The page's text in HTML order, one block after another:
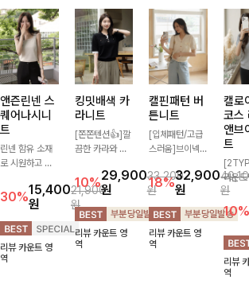
앤즌린넨 스
퀘어나시니
트
린넨 함유 소재
로 시원하고 쾌
좋은 나시 니트
🌿 깔끔한 스퀘
어넥 디자인이
쇄골 라인을 더
욱 여리하고 여
성스럽게 연출해
30%15,400
원
21,900
원
리뷰 카운트 영
역
킹밋배색 카
라니트
[쫀쫀텐션👍]깔
끔한 카라와 반
만나 하나만 입
어도 완성도 높
은 스타일링을
연출해드려요 부
담 없이 즐기기
좋은 데일리 니
10%29,900
원
33,200
원
리뷰 카운트 영
역
캘핀패턴 버
튼니트
[입체패턴/고급
스러움]브이넥
패턴이 어우러져
포인트 있게 즐
기기 좋은 가디
건 🤍 가볍게 걸
쳐주기만 해도
스타일리시한 무
18%32,900
원
원
리뷰 카운트 영
역
캘로
코스
앤브
트
라운
넥 두
인으
맞게 선
한 베
🤍 깔
엣과
착용감
10%
리뷰
역